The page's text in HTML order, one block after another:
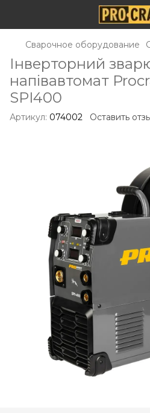
Сварочное оборудование
Інверторний
напівавтомат
SPI400
Артикул: 074002 Оставить